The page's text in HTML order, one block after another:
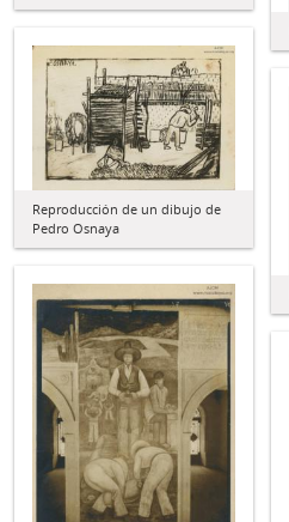
Reproducción de un dibujo de
Pedro Osnaya